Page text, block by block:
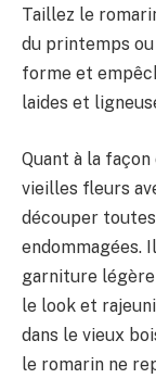
Taillez le
du printemps
forme et
laides et
Quant à la
vieilles fleurs
découper
endommagées.
garniture
le look et
dans le vieux
le romarin ne